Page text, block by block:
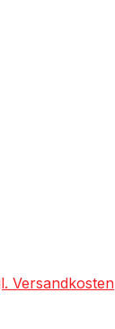
Versandkosten